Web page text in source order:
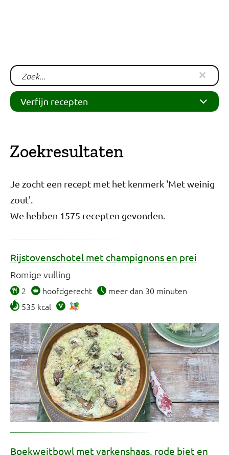
Met weinig zout (1575)
Vrij van ei (1303)
Vrij van gluten (806)
Vrij van melk (inclusief lactose) (927)
Vrij van noten, zaden, pitten en pinda's
(599)
Verfijn recepten
Zoekresultaten
Je zocht een recept met het kenmerk 'Met weinig
zout'.
We hebben 1575 recepten gevonden.
Rijstovenschotel met champignons en prei
Romige vulling
2 hoofdgerecht
meer dan 30 minuten
535 kcal
Boekweitbowl met varkenshaas, rode biet en